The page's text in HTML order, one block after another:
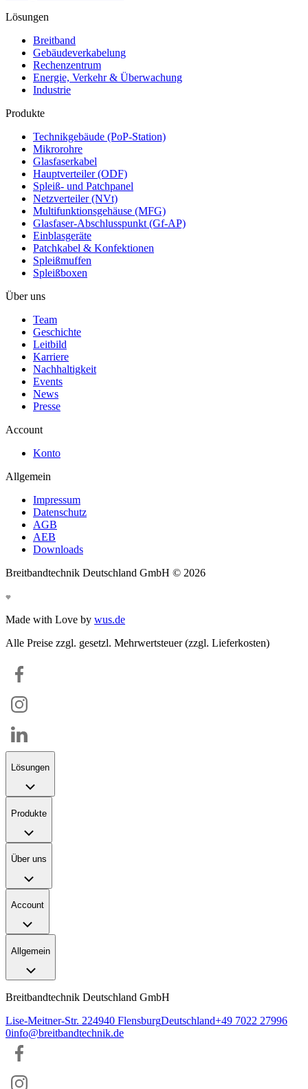
Lösungen
Breitband
Gebäudeverkabelung
Rechenzentrum
Energie, Verkehr & Überwachung
Industrie
Produkte
Technikgebäude (PoP-Station)
Mikrorohre
Glasfaserkabel
Hauptverteiler (ODF)
Spleiß- und Patchpanel
Netzverteiler (NVt)
Multifunktionsgehäuse (MFG)
Glasfaser-Abschlusspunkt (Gf-AP)
Einblasgeräte
Patchkabel & Konfektionen
Spleißmuffen
Spleißboxen
Über uns
Team
Geschichte
Leitbild
Karriere
Nachhaltigkeit
Events
News
Presse
Account
Konto
Allgemein
Impressum
Datenschutz
AGB
AEB
Downloads
Breitbandtechnik Deutschland GmbH © 2026
Made with Love by wus.de
Alle Preise zzgl. gesetzl. Mehrwertsteuer (zzgl. Lieferkosten)
Lösungen
Produkte
Über uns
Account
Allgemein
Breitbandtechnik Deutschland GmbH
Lise-Meitner-Str. 224940 FlensburgDeutschland+49 7022 27996
0info@breitbandtechnik.de